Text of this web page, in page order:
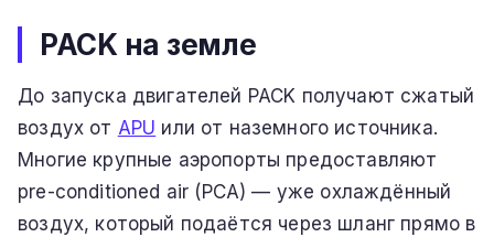
PACK на земле
До запуска двигателей PACK получают сжатый
воздух от APU или от наземного источника.
Многие крупные аэропорты предоставляют
pre-conditioned air (PCA) — уже охлаждённый
воздух, который подаётся через шланг прямо в